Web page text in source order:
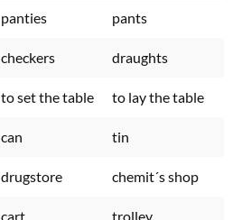
panties pants
checkers draughts
to set the table to lay the table
can tin
drugstore chemit´s shop
cart trolley